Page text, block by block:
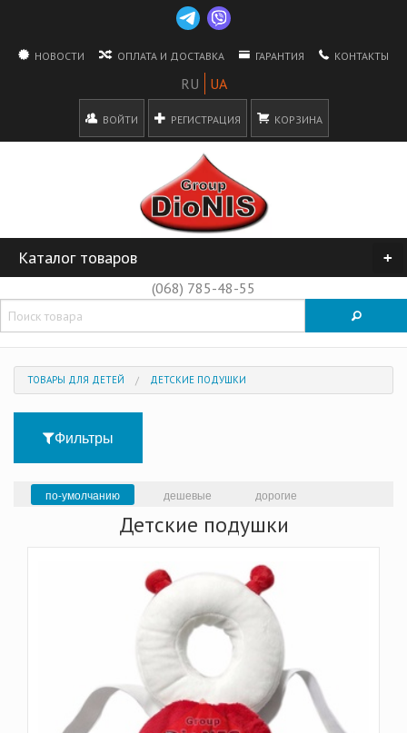
НОВОСТИ ОПЛАТА И ДОСТАВКА ГАРАНТИЯ КОНТАКТЫ
ВОЙТИ РЕГИСТРАЦИЯ КОРЗИНА
+
Каталог товаров
(068) 785-48-55
ТОВАРЫ ДЛЯ ДЕТЕЙ ДЕТСКИЕ ПОДУШКИ
Фильтры
по-умолчанию дешевые дорогие
Детские подушки